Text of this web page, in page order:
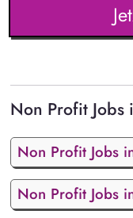
Non Profit Jobs
Non Profit Jobs
Non Profit Jobs